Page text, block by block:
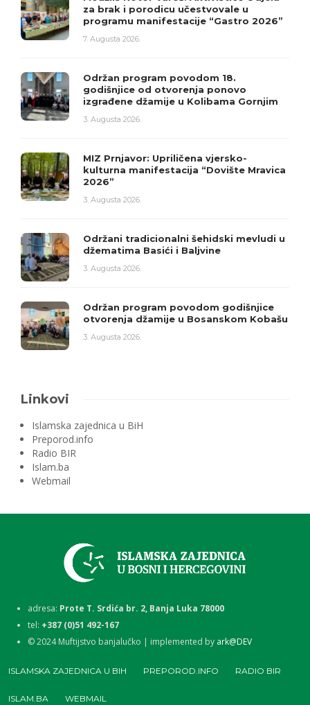
za brak i porodicu učestvovale u
programu manifestacije “Gastro 2026”
7. Augusta 2026.
Održan program povodom 18.
godišnjice od otvorenja ponovo
izgrađene džamije u Kolibama Gornjim
3. Augusta 2026.
MIZ Prnjavor: Upriličena vjersko-
kulturna manifestacija “Dovište Mravica
2026”
3. Augusta 2026.
Održani tradicionalni šehidski mevludi u
džematima Basići i Baljvine
3. Augusta 2026.
Održan program povodom godišnjice
otvorenja džamije u Bosanskom Kobašu
3. Augusta 2026.
Linkovi
Islamska zajednica u BiH
Preporod.info
Radio BIR
Islam.ba
Webmail
adresa: Prote T. Srdića br. 2, Banja Luka 78000
tel: +387 (0)51 492-167
©2024Muftijstvo banjalučko | implemented by ark@DEV
ISLAMSKA ZAJEDNICA U BIH PREPOROD.INFO RADIO BIR
ISLAM.BA WEBMAIL